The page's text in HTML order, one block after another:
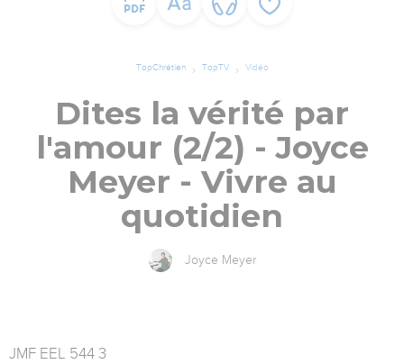
TopChrétien TopTV Vidéo
Dites la vérité par
l'amour (2/2) - Joyce
Meyer - Vivre au
quotidien
Joyce Meyer
JMF EEL 544 3